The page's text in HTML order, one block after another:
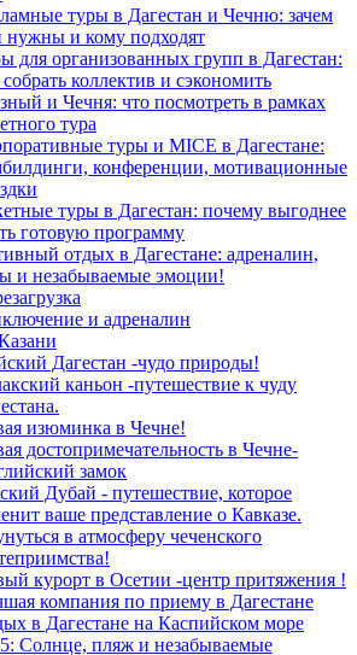
туры в Дагестан и Чечню: зачем
нужны и кому подходят
для организованных групп в Дагестан:
собрать коллектив и сэкономить
и Чечня: что посмотреть в рамках
тура
туры и MICE в Дагестане:
конференции, мотивационные
туры в Дагестан: почему выгоднее
готовую программу
отдых в Дагестане: адреналин,
и незабываемые эмоции!
и адреналин
Дагестан -чудо природы!
каньон -путешествие к чуду
изюминка в Чечне!
достопримечательность в Чечне-
замок
Дубай - путешествие, которое
ваше представление о Кавказе.
в атмосферу чеченского
курорт в Осетии -центр притяжения !
компания по приему в Дагестане
в Дагестане на Каспийском море
Солнце, пляж и незабываемые